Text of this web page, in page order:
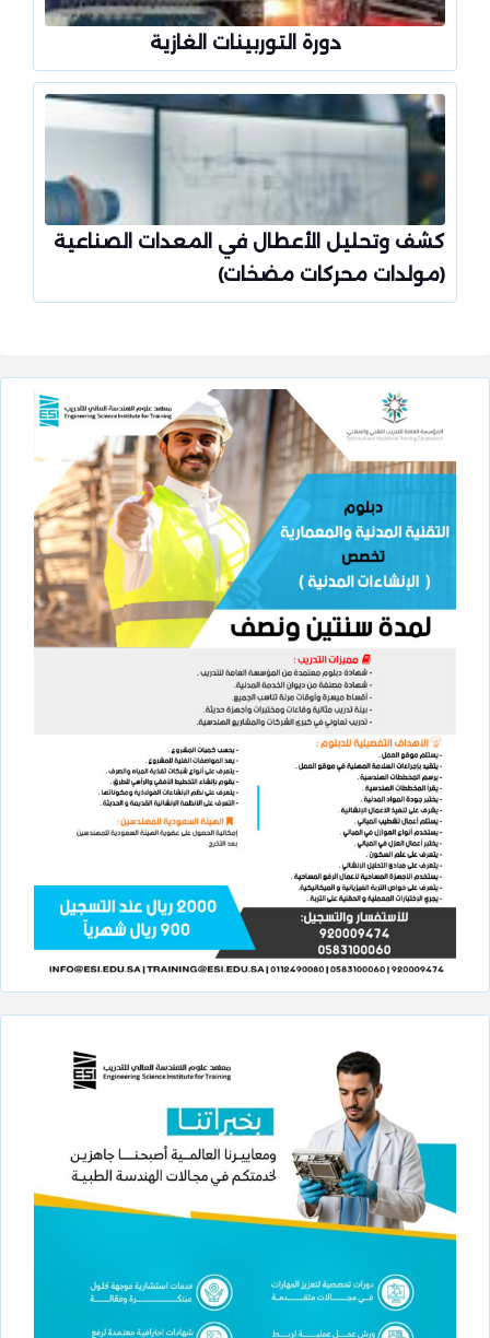
دورة التوربينات الغازية
كشف وتحليل الأعطال في المعدات الصناعية
(مولدات محركات مضخات)